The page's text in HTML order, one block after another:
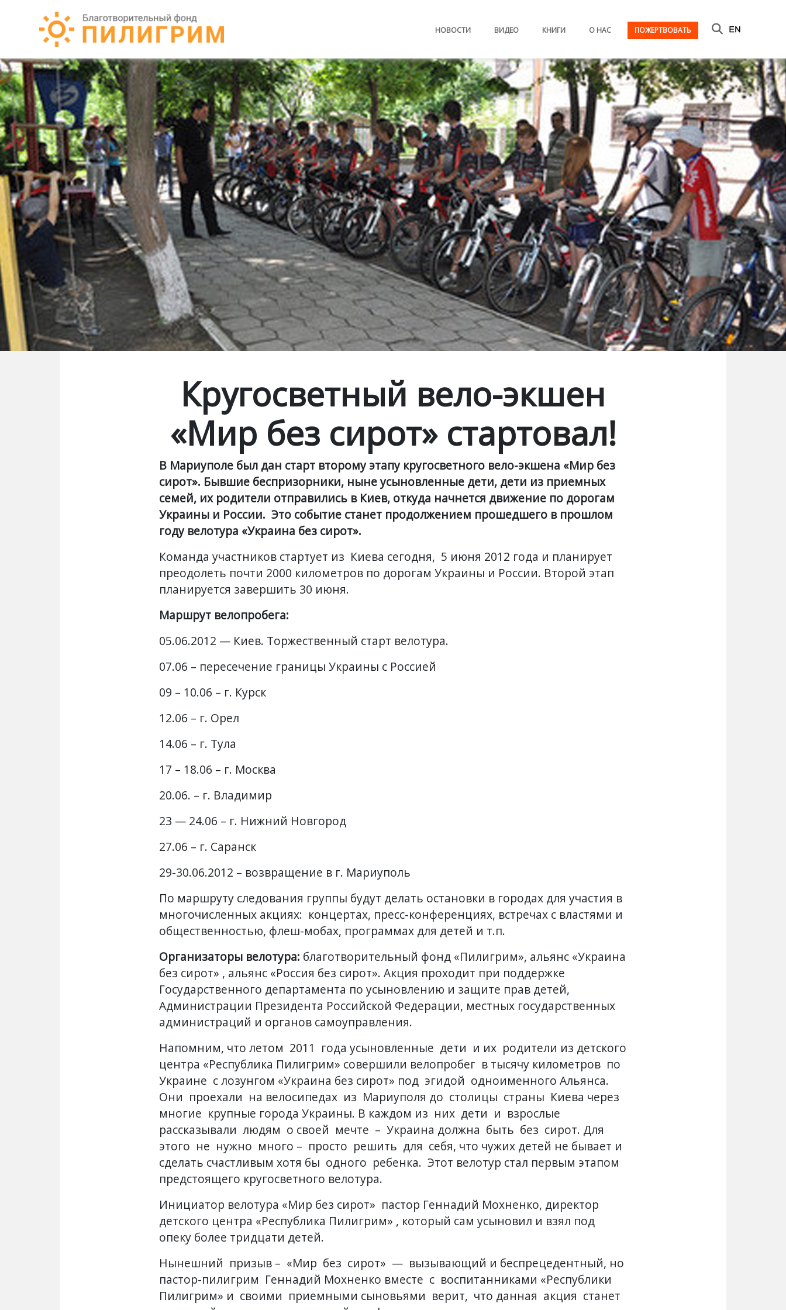
НОВОСТИ ВИДЕО КНИГИ О НАС ПОЖЕРТВОВАТЬ
Кругосветный вело-экшен
«Мир без сирот» стартовал!
В Мариуполе был дан старт второму этапу кругосветного вело-экшена «Мир без
сирот». Бывшие беспризорники, ныне усыновленные дети, дети из приемных
семей, их родители отправились в Киев, откуда начнется движение по дорогам
Украины и России. Это событие станет продолжением прошедшего в прошлом
году велотура «Украина без сирот».
Команда участников стартует из Киева сегодня, 5 июня 2012 года и планирует
преодолеть почти 2000 километров по дорогам Украины и России. Второй этап
планируется завершить 30 июня.
Маршрут велопробега:
05.06.2012 — Киев. Торжественный старт велотура.
07.06 – пересечение границы Украины с Россией
09 – 10.06 – г. Курск
12.06 – г. Орел
14.06 – г. Тула
17 – 18.06 – г. Москва
20.06. – г. Владимир
23 — 24.06 – г. Нижний Новгород
27.06 – г. Саранск
29-30.06.2012 – возвращение в г. Мариуполь
По маршруту следования группы будут делать остановки в городах для участия в
многочисленных акциях: концертах, пресс-конференциях, встречах с властями и
общественностью, флеш-мобах, программах для детей и т.п.
Организаторы велотура: благотворительный фонд «Пилигрим», альянс «Украина
без сирот» , альянс «Россия без сирот». Акция проходит при поддержке
Государственного департамента по усыновлению и защите прав детей,
Администрации Президента Российской Федерации, местных государственных
администраций и органов самоуправления.
Напомним, что летом 2011 года усыновленные дети и их родители из детского
центра «Республика Пилигрим» совершили велопробег в тысячу километров по
Украине с лозунгом «Украина без сирот» под эгидой одноименного Альянса.
Они проехали на велосипедах из Мариуполя до столицы страны Киева через
многие крупные города Украины. В каждом из них дети и взрослые
рассказывали людям о своей мечте – Украина должна быть без сирот. Для
этого не нужно много – просто решить для себя, что чужих детей не бывает и
сделать счастливым хотя бы одного ребенка. Этот велотур стал первым этапом
предстоящего кругосветного велотура.
Инициатор велотура «Мир без сирот» пастор Геннадий Мохненко, директор
детского центра «Республика Пилигрим» , который сам усыновил и взял под
опеку более тридцати детей.
Нынешний призыв – «Мир без сирот» — вызывающий и беспрецедентный, но
пастор-пилигрим Геннадий Мохненко вместе с воспитанниками «Республики
Пилигрим» и своими приемными сыновьями верит, что данная акция станет